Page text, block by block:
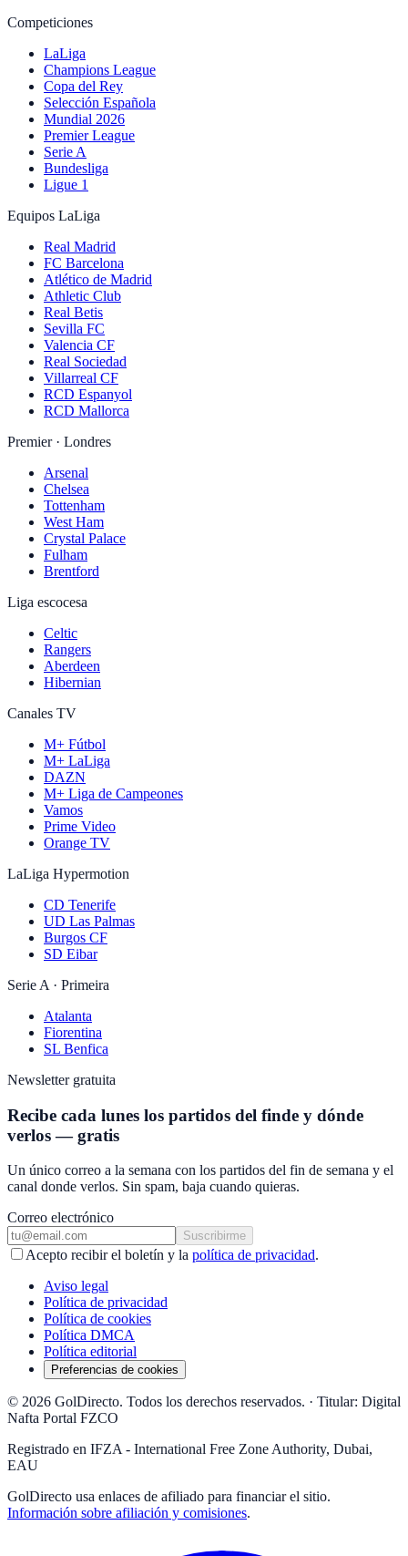
Competiciones
LaLiga
Champions League
Copa del Rey
Selección Española
Mundial 2026
Premier League
Serie A
Bundesliga
Ligue 1
Equipos LaLiga
Real Madrid
FC Barcelona
Atlético de Madrid
Athletic Club
Real Betis
Sevilla FC
Valencia CF
Real Sociedad
Villarreal CF
RCD Espanyol
RCD Mallorca
Premier · Londres
Arsenal
Chelsea
Tottenham
West Ham
Crystal Palace
Fulham
Brentford
Liga escocesa
Celtic
Rangers
Aberdeen
Hibernian
Canales TV
M+ Fútbol
M+ LaLiga
DAZN
M+ Liga de Campeones
Vamos
Prime Video
Orange TV
LaLiga Hypermotion
CD Tenerife
UD Las Palmas
Burgos CF
SD Eibar
Serie A · Primeira
Atalanta
Fiorentina
SL Benfica
Newsletter gratuita
Recibe cada lunes los partidos del finde y dónde
verlos — gratis
Un único correo a la semana con los partidos del fin de semana y el
canal donde verlos. Sin spam, baja cuando quieras.
Correo electrónico
Suscribirme
Acepto recibir el boletín y la política de privacidad.
Aviso legal
Política de privacidad
Política de cookies
Política DMCA
Política editorial
Preferencias de cookies
© 2026 GolDirecto. Todos los derechos reservados. · Titular: Digital
Nafta Portal FZCO
Registrado en IFZA - International Free Zone Authority, Dubai,
EAU
GolDirecto usa enlaces de afiliado para financiar el sitio.
Información sobre afiliación y comisiones.